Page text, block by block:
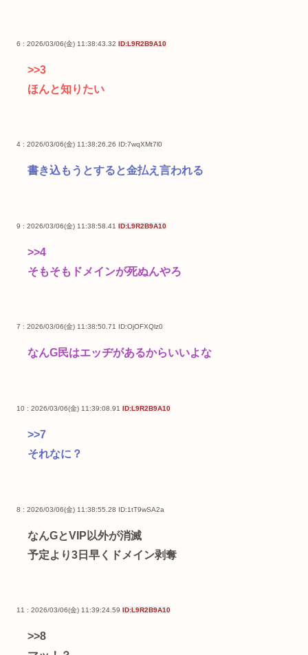
6 : 2026/03/06(金) 11:38:43.32 ID:L9R2B9A10
>>3
ほんと知りたい
4 : 2026/03/06(金) 11:38:26.26 ID:7wqXMt7l0
書き込もうとすると金払え言われる
9 : 2026/03/06(金) 11:38:58.41 ID:L9R2B9A10
>>4
そもそもドメインが死ぬんやろ
7 : 2026/03/06(金) 11:38:50.71 ID:OjOFXQlz0
なんG民はエッヂがあるからいいよな
10 : 2026/03/06(金) 11:39:08.91 ID:L9R2B9A10
>>7
それなに？
8 : 2026/03/06(金) 11:38:55.28 ID:1tT9wSA2a
なんGとVIP以外が消滅
予定より3日早くドメイン剥奪
11 : 2026/03/06(金) 11:39:24.59 ID:L9R2B9A10
>>8